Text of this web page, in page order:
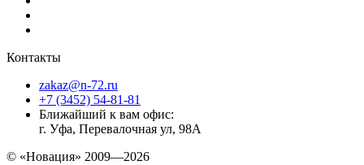
Контакты
zakaz@n-72.ru
+7 (3452) 54-81-81
Ближайший к вам офис:
г. Уфа, Перевалочная ул, 98А
© «Новация» 2009—2026